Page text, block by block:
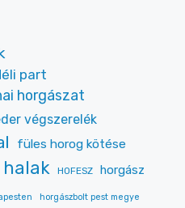
part
horgászat
végszerelék
füles horog kötése
halak HOFESZ horgász
horgászbolt pest megye